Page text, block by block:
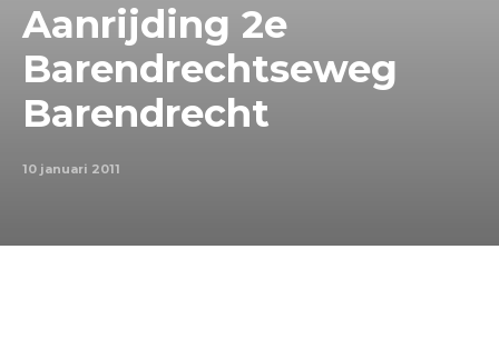
Aanrijding 2e
Barendrechtseweg
Barendrecht
10 januari 2011